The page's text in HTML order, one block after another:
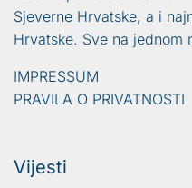
Sjeverne Hrvatske, a i
Hrvatske. Sve na jednom
IMPRESSUM
PRAVILA O PRIVATNOSTI
Vijesti